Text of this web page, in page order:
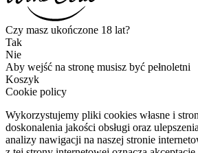
Czy masz ukończone 18 lat?
Tak
Nie
Aby wejść na stronę musisz być pełnoletni
Koszyk
Cookie policy
Wykorzystujemy pliki cookies własne i
doskonalenia jakości obsługi oraz
analizy nawigacji na naszej stronie